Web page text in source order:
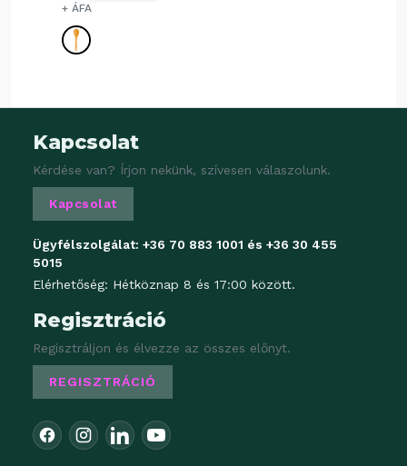
+ ÁFA
Kapcsolat
Kérdése van? Írjon nekünk, szívesen válaszolunk.
Kapcsolat
Ügyfélszolgálat: +36 70 883 1001 és +36 30 455
5015
Elérhetőség: Hétköznap 8 és 17:00 között.
Regisztráció
Regisztráljon és élvezze az összes előnyt.
REGISZTRÁCIÓ